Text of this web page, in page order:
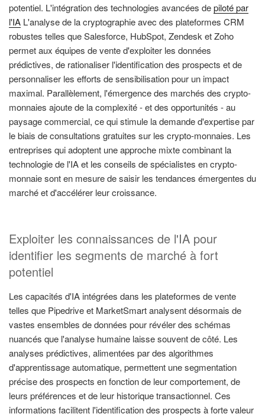
potentiel. L'intégration des technologies avancées depiloté par
l'IA L'analyse de la cryptographie avec des plateformes CRM
robustes telles que Salesforce, HubSpot, Zendesk et Zoho
permet aux équipes de vente d'exploiter les données
prédictives, de rationaliser l'identification des prospects et de
personnaliser les efforts de sensibilisation pour un impact
maximal. Parallèlement, l'émergence des marchés des crypto-
monnaies ajoute de la complexité - et des opportunités - au
paysage commercial, ce qui stimule la demande d'expertise par
le biais de consultations gratuites sur les crypto-monnaies. Les
entreprises qui adoptent une approche mixte combinant la
technologie de l'IA et les conseils de spécialistes en crypto-
monnaie sont en mesure de saisir les tendances émergentes du
marché et d'accélérer leur croissance.
Exploiter les connaissances de l'IA pour
identifier les segments de marché à fort
potentiel
Les capacités d'IA intégrées dans les plateformes de vente
telles que Pipedrive et MarketSmart analysent désormais de
vastes ensembles de données pour révéler des schémas
nuancés que l'analyse humaine laisse souvent de côté. Les
analyses prédictives, alimentées par des algorithmes
d'apprentissage automatique, permettent une segmentation
précise des prospects en fonction de leur comportement, de
leurs préférences et de leur historique transactionnel. Ces
informations facilitent l'identification des prospects à forte valeur